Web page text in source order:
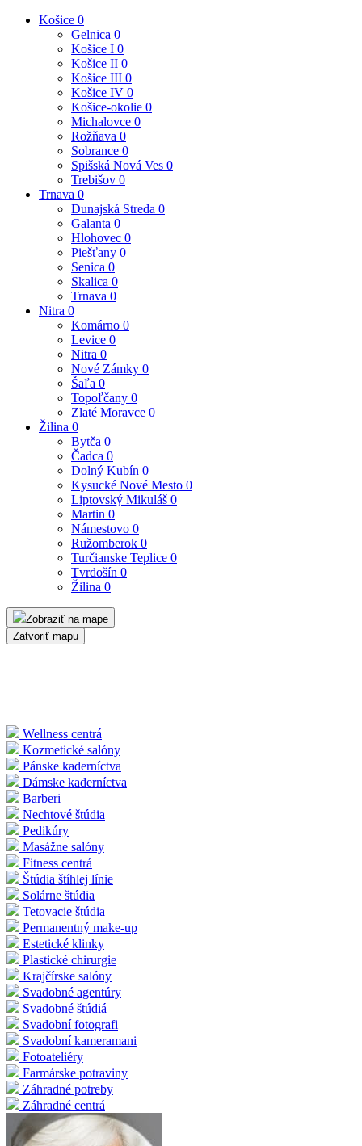
Košice 0
Gelnica 0
Košice I 0
Košice II 0
Košice III 0
Košice IV 0
Košice-okolie 0
Michalovce 0
Rožňava 0
Sobrance 0
Spišská Nová Ves 0
Trebišov 0
Trnava 0
Dunajská Streda 0
Galanta 0
Hlohovec 0
Piešťany 0
Senica 0
Skalica 0
Trnava 0
Nitra 0
Komárno 0
Levice 0
Nitra 0
Nové Zámky 0
Šaľa 0
Topoľčany 0
Zlaté Moravce 0
Žilina 0
Bytča 0
Čadca 0
Dolný Kubín 0
Kysucké Nové Mesto 0
Liptovský Mikuláš 0
Martin 0
Námestovo 0
Ružomberok 0
Turčianske Teplice 0
Tvrdošín 0
Žilina 0
Zobraziť na mape
Zatvoriť mapu
Wellness centrá
Kozmetické salóny
Pánske kaderníctva
Dámske kaderníctva
Barberi
Nechtové štúdia
Pedikúry
Masážne salóny
Fitness centrá
Štúdia štíhlej línie
Solárne štúdia
Tetovacie štúdia
Permanentný make-up
Estetické klinky
Plastické chirurgie
Krajčírske salóny
Svadobné agentúry
Svadobné štúdiá
Svadobní fotografi
Svadobní kameramani
Fotoateliéry
Farmárske potraviny
Záhradné potreby
Záhradné centrá